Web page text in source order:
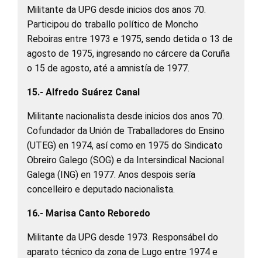
Militante da UPG desde inicios dos anos 70.
Participou do traballo político de Moncho
Reboiras entre 1973 e 1975, sendo detida o 13 de
agosto de 1975, ingresando no cárcere da Coruña
o 15 de agosto, até a amnistía de 1977.
15.- Alfredo Suárez Canal
Militante nacionalista desde inicios dos anos 70.
Cofundador da Unión de Traballadores do Ensino
(UTEG) en 1974, así como en 1975 do Sindicato
Obreiro Galego (SOG) e da Intersindical Nacional
Galega (ING) en 1977. Anos despois sería
concelleiro e deputado nacionalista.
16.- Marisa Canto Reboredo
Militante da UPG desde 1973. Responsábel do
aparato técnico da zona de Lugo entre 1974 e